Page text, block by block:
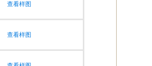
查看样图
查看样图